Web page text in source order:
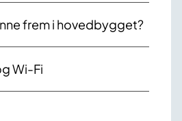
frem i hovedbygget?
Wi-Fi